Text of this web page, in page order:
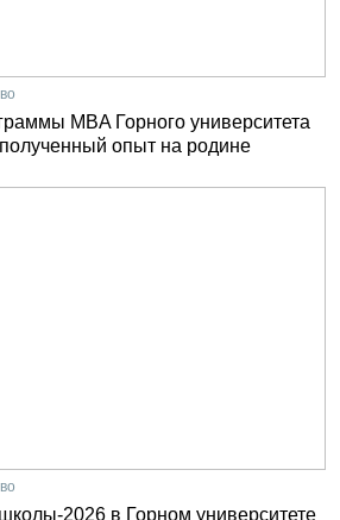
MBA Горного университета
полученный опыт на родине
2026 в Горном университете